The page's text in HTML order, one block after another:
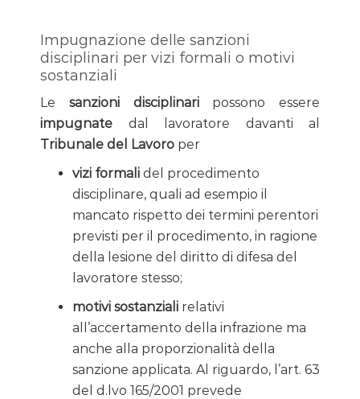
Impugnazione delle sanzioni
disciplinari per vizi formali o motivi
sostanziali
Le sanzioni disciplinaripossono essere
impugnate dal lavoratore davanti al
Tribunale del Lavoro per
vizi formali del procedimento
disciplinare, quali ad esempio il
mancato rispetto dei termini perentori
previsti per il procedimento, in ragione
della lesione del diritto di difesa del
lavoratore stesso;
motivi sostanziali relativi
all’accertamento della infrazione ma
anche alla proporzionalità della
sanzione applicata. Al riguardo, l’art. 63
del d.lvo 165/2001 prevede